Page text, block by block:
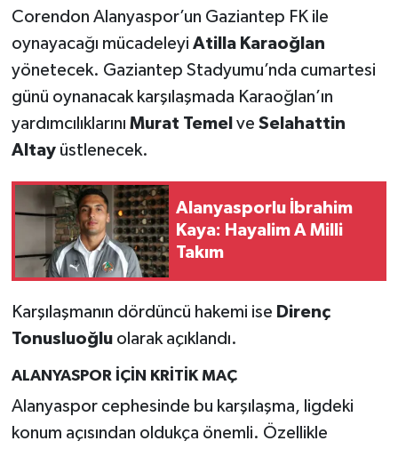
Corendon Alanyaspor’un Gaziantep FK ile
oynayacağı mücadeleyi Atilla Karaoğlan
yönetecek. Gaziantep Stadyumu’nda cumartesi
günü oynanacak karşılaşmada Karaoğlan’ın
yardımcılıklarını Murat Temel ve Selahattin
Altayüstlenecek.
Alanyasporlu İbrahim
Kaya: Hayalim A Milli
Takım
Karşılaşmanın dördüncü hakemi ise Direnç
Tonusluoğluolarak açıklandı.
ALANYASPOR İÇİN KRİTİK MAÇ
Alanyaspor cephesinde bu karşılaşma, ligdeki
konum açısından oldukça önemli. Özellikle